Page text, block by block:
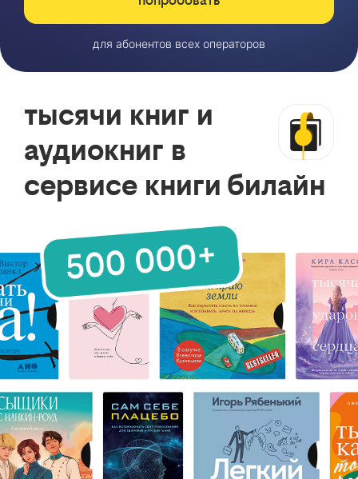
для абонентов всех операторов
тысячи книг и
аудиокниг в
сервисе книги билайн